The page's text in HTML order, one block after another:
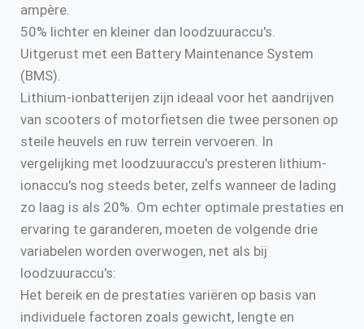
ampère.
50% lichter en kleiner dan loodzuuraccu's.
Uitgerust met een Battery Maintenance System
(BMS).
Lithium-ionbatterijen zijn ideaal voor het aandrijven
van scooters of motorfietsen die twee personen op
steile heuvels en ruw terrein vervoeren. In
vergelijking met loodzuuraccu's presteren lithium-
ionaccu's nog steeds beter, zelfs wanneer de lading
zo laag is als 20%. Om echter optimale prestaties en
ervaring te garanderen, moeten de volgende drie
variabelen worden overwogen, net als bij
loodzuuraccu's:
Het bereik en de prestaties variëren op basis van
individuele factoren zoals gewicht, lengte en